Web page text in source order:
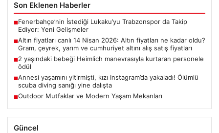
Son Eklenen Haberler
■Fenerbahçe’nin İstediği Lukaku’yu Trabzonspor da Takip
Ediyor: Yeni Gelişmeler
■Altın fiyatları canlı 14 Nisan 2026: Altın fiyatları ne kadar oldu?
Gram, çeyrek, yarım ve cumhuriyet altını alış satış fiyatları
■2 yaşındaki bebeği Heimlich manevrasıyla kurtaran personele
ödül
■Annesi yaşamını yitirmişti, kızı Instagram’da yakaladı! Ölümlü
scuba diving sanığı yine dalışta
■Outdoor Mutfaklar ve Modern Yaşam Mekanları
Güncel